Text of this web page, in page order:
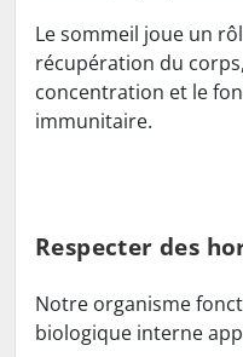
Le sommeil joue un
récupération du
concentration et le
immunitaire.
Respecter des
Notre organisme
biologique interne